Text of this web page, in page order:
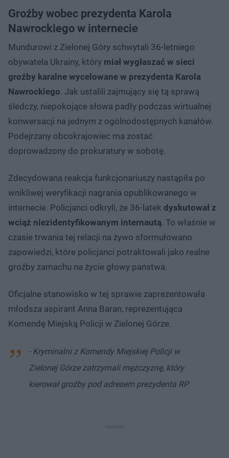
Groźby wobec prezydenta Karola
Nawrockiego w internecie
Mundurowi z Zielonej Góry schwytali 36-letniego
obywatela Ukrainy, który miał wygłaszać w sieci
groźby karalne wycelowane w prezydenta Karola
Nawrockiego. Jak ustalili zajmujący się tą sprawą
śledczy, niepokojące słowa padły podczas wirtualnej
konwersacji na jednym z ogólnodostępnych kanałów.
Podejrzany obcokrajowiec ma zostać
doprowadzony do prokuratury w sobotę.
Zdecydowana reakcja funkcjonariuszy nastąpiła po
wnikliwej weryfikacji nagrania opublikowanego w
internecie. Policjanci odkryli, że 36-latek dyskutował z
wciąż niezidentyfikowanym internautą. To właśnie w
czasie trwania tej relacji na żywo sformułowano
zapowiedzi, które policjanci potraktowali jako realne
groźby zamachu na życie głowy państwa.
Oficjalne stanowisko w tej sprawie zaprezentowała
młodsza aspirant Anna Baran, reprezentująca
Komendę Miejską Policji w Zielonej Górze.
- Kryminalni z Komendy Miejskiej Policji w
Zielonej Górze zatrzymali mężczyznę, który
kierował groźby pod adresem prezydenta RP